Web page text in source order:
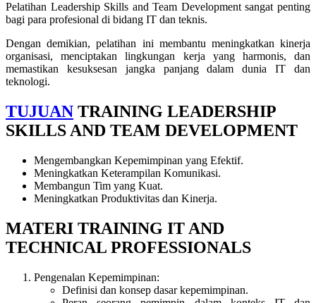
Pelatihan Leadership Skills and Team Development sangat penting
bagi para profesional di bidang IT dan teknis.
Dengan demikian, pelatihan ini membantu meningkatkan kinerja
organisasi, menciptakan lingkungan kerja yang harmonis, dan
memastikan kesuksesan jangka panjang dalam dunia IT dan
teknologi.
TUJUAN TRAINING LEADERSHIP
SKILLS AND TEAM DEVELOPMENT
Mengembangkan Kepemimpinan yang Efektif.
Meningkatkan Keterampilan Komunikasi.
Membangun Tim yang Kuat.
Meningkatkan Produktivitas dan Kinerja.
MATERI TRAINING IT AND
TECHNICAL PROFESSIONALS
Pengenalan Kepemimpinan:
Definisi dan konsep dasar kepemimpinan.